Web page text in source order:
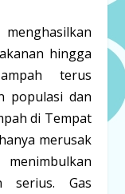
hingga
terus
populasi dan
di Tempat
merusak
serius. Gas